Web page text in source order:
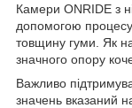
Камери ONRIDE з
допомогою
товщину гуми. Як
значного опору
Важливо
значень вказаний